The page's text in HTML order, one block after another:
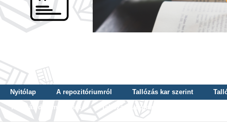
Nyitólap A repozitóriumról Tallózás kar szerint
Tallózás dátum szerint
Tallózás tudományterület szerint